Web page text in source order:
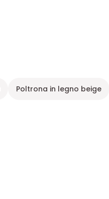
Poltrona in legno beige